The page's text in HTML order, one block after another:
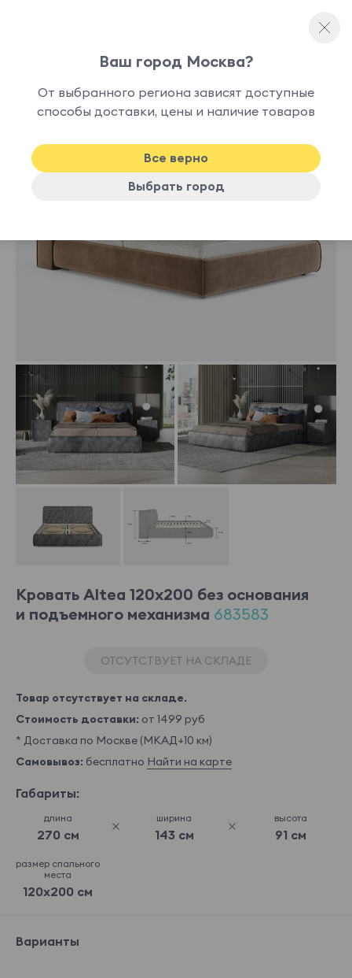
наличии
Кровать Altea 120x200 без основания
и подъемного механизма 683583
ОТСУТСТВУЕТ НА СКЛАДЕ
Товар отсутствует на складе.
Стоимость доставки: от 1499 руб
* Доставка по Москве (МКАД+10 км)
Самовывоз: бесплатно Найти на карте
Габариты:
длина
270 см
ширина
143 см
высота
91 см
размер спального
места
120x200 см
Варианты
Ваш город Москва?
От выбранного региона зависят доступные
способы доставки, цены и наличие товаров
Все верно
Выбрать город